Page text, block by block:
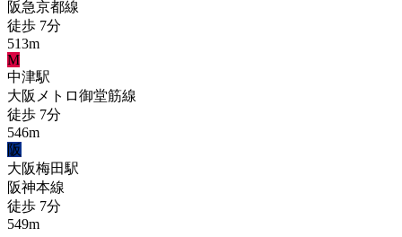
阪急京都線
徒歩 7分
513m
M
中津駅
大阪メトロ御堂筋線
徒歩 7分
546m
阪
大阪梅田駅
阪神本線
徒歩 7分
549m